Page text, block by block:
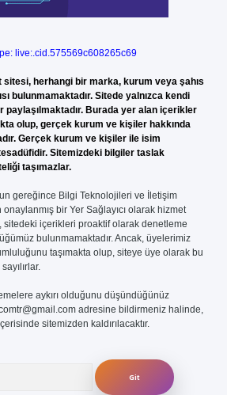
live:.cid.575569c608265c69
sitesi, herhangi bir marka, kurum veya şahıs
bulunmamaktadır. Sitede yalnızca kendi
paylaşılmaktadır. Burada yer alan içerikler
olup, gerçek kurum ve kişiler hakkında
Gerçek kurum ve kişiler ile isim
Sitemizdeki bilgiler taslak
taşımazlar.
gereğince Bilgi Teknolojileri ve İletişim
bir Yer Sağlayıcı olarak hizmet
sitedeki içerikleri proaktif olarak denetleme
bulunmamaktadır. Ancak, üyelerimiz
taşımakta olup, siteye üye olarak bu
aykırı olduğunu düşündüğünüz
adresine bildirmeniz halinde,
sitemizden kaldırılacaktır.